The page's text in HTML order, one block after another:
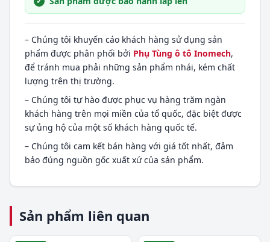
– Chúng tôi khuyến cáo khách hàng sử dụng sản
phẩm được phân phối bởi Phụ Tùng ô tô Inomech,
để tránh mua phải những sản phẩm nhái, kém chất
lượng trên thị trường.
– Chúng tôi tự hào được phục vụ hàng trăm ngàn
khách hàng trên mọi miền của tổ quốc, đặc biệt được
sự ủng hộ của một số khách hàng quốc tế.
– Chúng tôi cam kết bán hàng với giá tốt nhất, đảm
bảo đúng nguồn gốc xuất xứ của sản phẩm.
Sản phẩm liên quan